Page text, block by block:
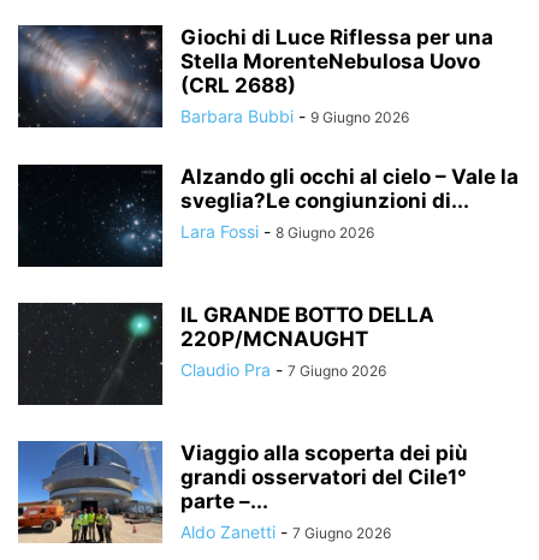
Giochi di Luce Riflessa per una
Stella MorenteNebulosa Uovo
(CRL 2688)
Barbara Bubbi - 9 Giugno 2026
Alzando gli occhi al cielo – Vale la
sveglia?Le congiunzioni di...
Lara Fossi - 8 Giugno 2026
IL GRANDE BOTTO DELLA
220P/MCNAUGHT
Claudio Pra - 7 Giugno 2026
Viaggio alla scoperta dei più
grandi osservatori del Cile1°
parte –...
Aldo Zanetti - 7 Giugno 2026